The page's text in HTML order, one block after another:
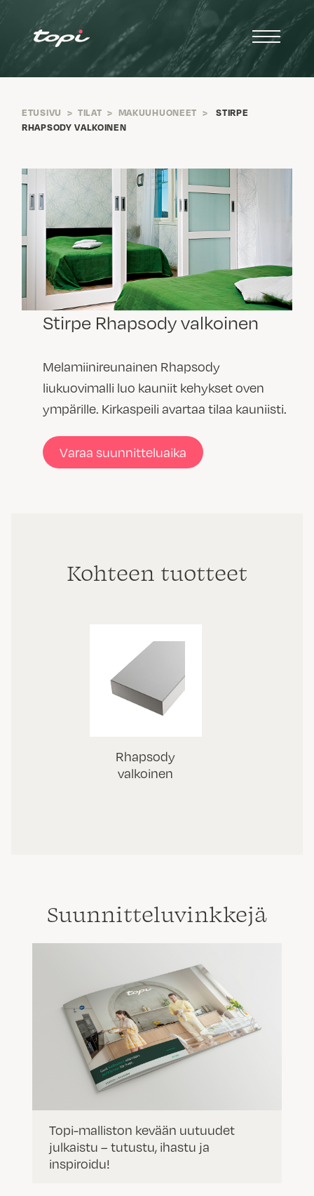
ETUSIVU > TILAT > MAKUUHUONEET >
STIRPE
RHAPSODY VALKOINEN
Stirpe Rhapsody valkoinen
Melamiinireunainen Rhapsody
liukuovimalli luo kauniit kehykset oven
ympärille. Kirkaspeili avartaa tilaa kauniisti.
Varaa suunnitteluaika
Kohteen tuotteet
Rhapsody
valkoinen
Suunnittelu­vinkkejä
Topi-malliston kevään uutuudet
julkaistu – tutustu, ihastu ja
inspiroidu!